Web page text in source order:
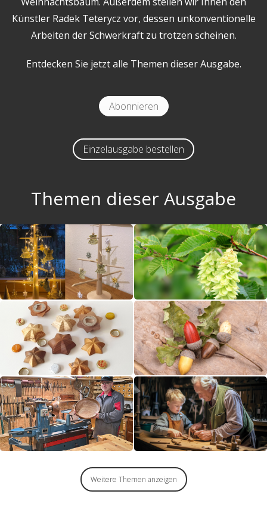
Künstler Radek Teterycz vor, dessen unkonventionelle
Arbeiten der Schwerkraft zu trotzen scheinen.
Entdecken Sie jetzt alle Themen dieser Ausgabe.
Abonnieren
Einzelausgabe bestellen
Themen dieser Ausgabe
Weitere Themen anzeigen